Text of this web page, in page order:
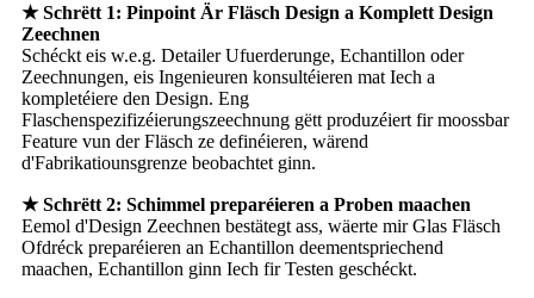
★ Schrëtt 1: Pinpoint Är Fläsch Design a Komplett Design
Zeechnen
Schéckt eis w.e.g. Detailer Ufuerderunge, Echantillon oder
Zeechnungen, eis Ingenieuren konsultéieren mat Iech a
kompletéiere den Design. Eng
Flaschenspezifizéierungszeechnung gëtt produzéiert fir moossbar
Feature vun der Fläsch ze definéieren, wärend
d'Fabrikatiounsgrenze beobachtet ginn.
★ Schrëtt 2: Schimmel preparéieren a Proben maachen
Eemol d'Design Zeechnen bestätegt ass, wäerte mir Glas Fläsch
Ofdréck preparéieren an Echantillon deementspriechend
maachen, Echantillon ginn Iech fir Testen geschéckt.